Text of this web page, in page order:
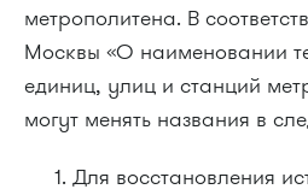
метрополитена. В
Москвы «О наименовании
единиц, улиц и станций
могут менять названия в
Для восстановления